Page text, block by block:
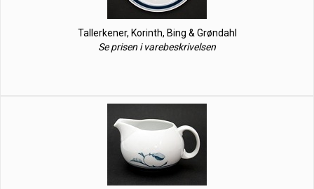
Tallerkener, Korinth, Bing & Grøndahl
Se prisen i varebeskrivelsen